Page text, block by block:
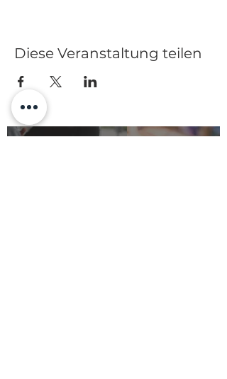
einfach vorbei!
Diese Veranstaltung teilen